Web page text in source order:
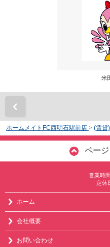
米
ホームメイトFC西明石駅前店 > (賃貸
ペー
営業時
定休
ホーム
会社概要
お問い合わせ